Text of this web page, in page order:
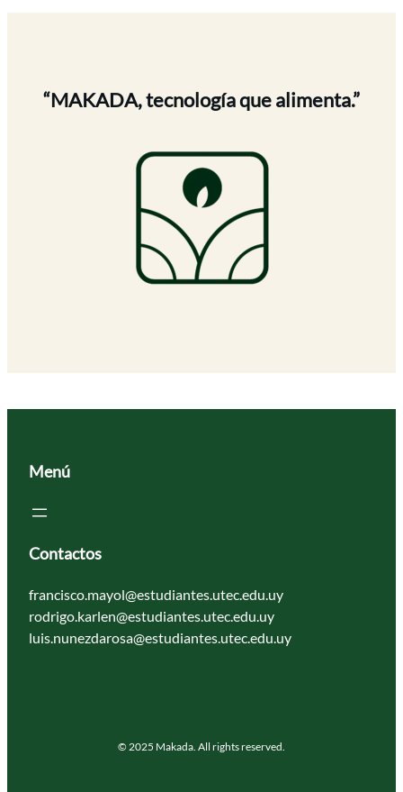
“MAKADA, tecnología que alimenta.”
Menú
Contactos
francisco.mayol@estudiantes.utec.edu.uy
rodrigo.karlen@estudiantes.utec.edu.uy
luis.nunezdarosa@estudiantes.utec.edu.uy
© 2025 Makada. All rights reserved.